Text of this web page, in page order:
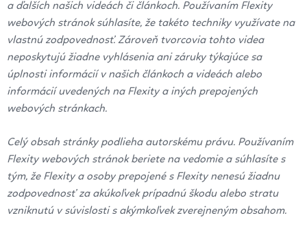
a ďalších našich videách či článkoch. Používaním Flexity
webových stránok súhlasíte, že takéto techniky využívate na
vlastnú zodpovednosť. Zároveň tvorcovia tohto videa
neposkytujú žiadne vyhlásenia ani záruky týkajúce sa
úplnosti informácií v našich článkoch a videách alebo
informácií uvedených na Flexity a iných prepojených
webových stránkach.
Celý obsah stránky podlieha autorskému právu. Používaním
Flexity webových stránok beriete na vedomie a súhlasíte s
tým, že Flexity a osoby prepojené s Flexity nenesú žiadnu
zodpovednosť za akúkoľvek prípadnú škodu alebo stratu
vzniknutú v súvislosti s akýmkoľvek zverejneným obsahom.